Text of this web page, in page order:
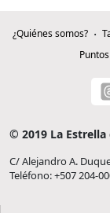
¿Quiénes somos?
© 2019 La Estrella
C/ Alejandro A.
Teléfono: +507 204-